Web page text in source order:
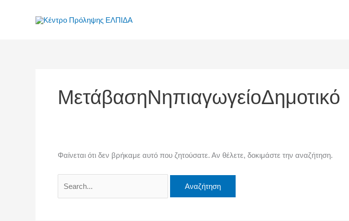
ΜετάβασηΝηπιαγωγείοΔημοτικό
Φαίνεται ότι δεν βρήκαμε αυτό που ζητούσατε. Αν θέλετε, δοκιμάστε την αναζήτηση.
για: